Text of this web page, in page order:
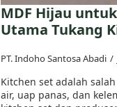
MDF Hijau
Utama Tukang
PT. Indoho Santosa Abadi
Kitchen set adalah
air, uap panas, dan